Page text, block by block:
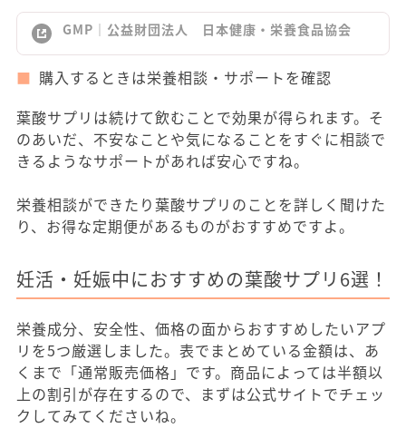
GMP｜公益財団法人 日本健康・栄養食品協会
購入するときは栄養相談・サポートを確認
葉酸サプリは続けて飲むことで効果が得られます。そ
のあいだ、不安なことや気になることをすぐに相談で
きるようなサポートがあれば安心ですね。
栄養相談ができたり葉酸サプリのことを詳しく聞けた
り、お得な定期便があるものがおすすめですよ。
妊活・妊娠中におすすめの葉酸サプリ6選！
栄養成分、安全性、価格の面からおすすめしたいアプ
リを5つ厳選しました。表でまとめている金額は、あ
くまで「通常販売価格」です。商品によっては半額以
上の割引が存在するので、まずは公式サイトでチェッ
クしてみてくださいね。